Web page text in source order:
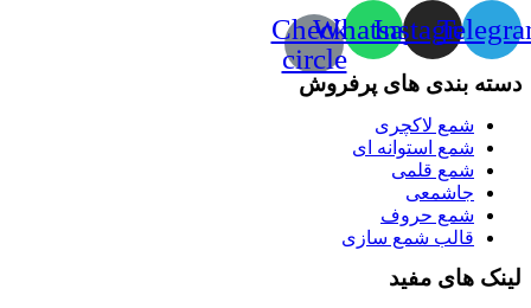
Instagram
Whatsapp
Check-
circle
دسته بندی های پرفروش
شمع لاکچری
شمع استوانه ای
شمع قلمی
جاشمعی
شمع حروف
قالب شمع سازی
لینک های مفید